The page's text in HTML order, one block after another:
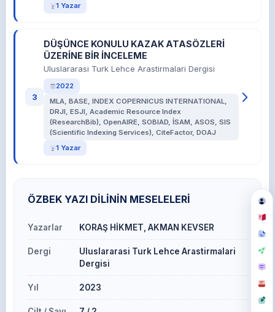
1 Yazar
3
DÜŞÜNCE KONULU KAZAK ATASÖZLERİ
ÜZERİNE BİR İNCELEME
Uluslararasi Turk Lehce Arastirmalari Dergisi
2022
MLA, BASE, INDEX COPERNICUS INTERNATIONAL,
DRJI, ESJI, Academic Resource Index
(ResearchBib), OpenAIRE, SOBIAD, İSAM, ASOS, SIS
(Scientific Indexing Services), CiteFactor, DOAJ
1 Yazar
ÖZBEK YAZI DİLİNİN MESELELERİ
Yazarlar KORAŞ HİKMET, AKMAN KEVSER
Dergi
Uluslararasi Turk Lehce Arastirmalari
Dergisi
Yıl 2023